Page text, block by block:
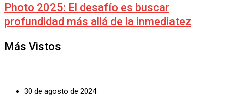
Photo 2025: El desafío es buscar
profundidad más allá de la inmediatez
Más Vistos
30 de agosto de 2024